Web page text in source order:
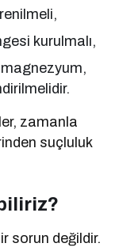
kurulmalı,
magnezyum,
zamanla
suçluluk
sorun değildir.